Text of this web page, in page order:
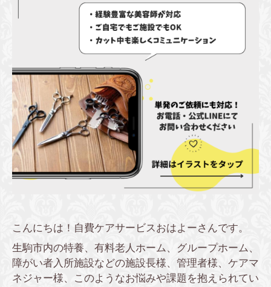
こんにちは！自費ケアサービスおはよーさんです。
生駒市内の特養、有料老人ホーム、グループホーム、
障がい者入所施設などの施設長様、管理者様、ケアマ
ネジャー様、このようなお悩みや課題を抱えられてい